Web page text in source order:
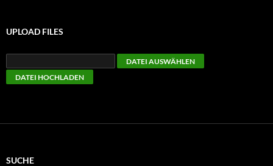
UPLOAD FILES
SUCHE